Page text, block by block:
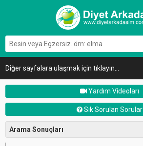
Diğer sayfalara ulaşmak için tıklayın...
Yardım Videoları
Sık Sorulan Sorular
Arama Sonuçları